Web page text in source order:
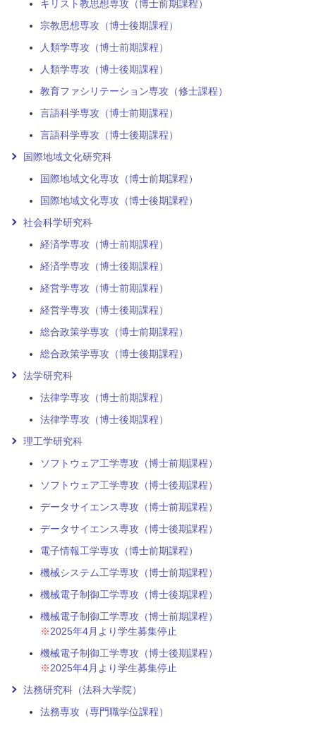
キリスト教思想専攻（博士前期課程）
宗教思想専攻（博士後期課程）
人類学専攻（博士前期課程）
人類学専攻（博士後期課程）
教育ファシリテーション専攻（修士課程）
言語科学専攻（博士前期課程）
言語科学専攻（博士後期課程）
国際地域文化研究科
国際地域文化専攻（博士前期課程）
国際地域文化専攻（博士後期課程）
社会科学研究科
経済学専攻（博士前期課程）
経済学専攻（博士後期課程）
経営学専攻（博士前期課程）
経営学専攻（博士後期課程）
総合政策学専攻（博士前期課程）
総合政策学専攻（博士後期課程）
法学研究科
法律学専攻（博士前期課程）
法律学専攻（博士後期課程）
理工学研究科
ソフトウェア工学専攻（博士前期課程）
ソフトウェア工学専攻（博士後期課程）
データサイエンス専攻（博士前期課程）
データサイエンス専攻（博士後期課程）
電子情報工学専攻（博士前期課程）
機械システム工学専攻（博士前期課程）
機械電子制御工学専攻（博士後期課程）
機械電子制御工学専攻（博士前期課程）
※2025年4月より学生募集停止
機械電子制御工学専攻（博士後期課程）
※2025年4月より学生募集停止
法務研究科（法科大学院）
法務専攻（専門職学位課程）